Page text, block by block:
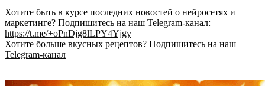
Хотите быть в курсе последних новостей о нейросетях и
маркетинге? Подпишитесь на наш Telegram-канал:
https://t.me/+oPnDjg8lLPY4Yjgy
Хотите больше вкусных рецептов? Подпишитесь на наш
Telegram-канал